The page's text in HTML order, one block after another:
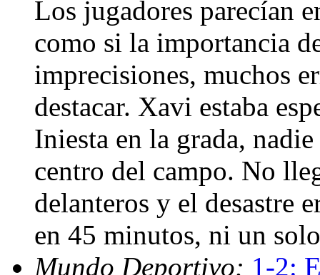
Los jugadores parecían
como si la importancia
imprecisiones, muchos
destacar. Xavi estaba
Iniesta en la grada, nadie
centro del campo. No
delanteros y el desastre
en 45 minutos, ni un
Mundo Deportivo: 1-2: